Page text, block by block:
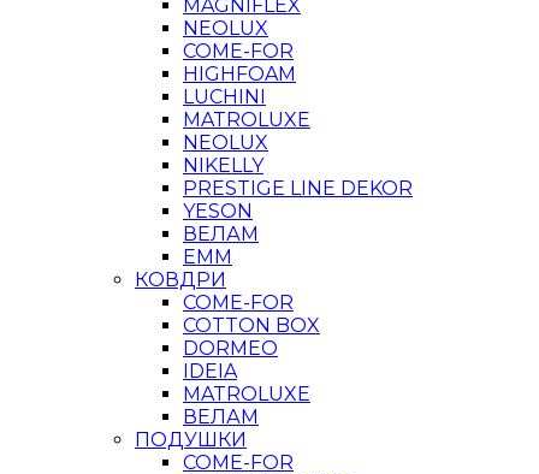
MAGNIFLEX
NEOLUX
COME-FOR
HIGHFOAM
LUCHINI
MATROLUXE
NEOLUX
NIKELLY
PRESTIGE LINE DEKOR
YESON
ВЕЛАМ
ЕММ
КОВДРИ
COME-FOR
COTTON BOX
DORMEO
IDEIA
MATROLUXE
ВЕЛАМ
ПОДУШКИ
COME-FOR